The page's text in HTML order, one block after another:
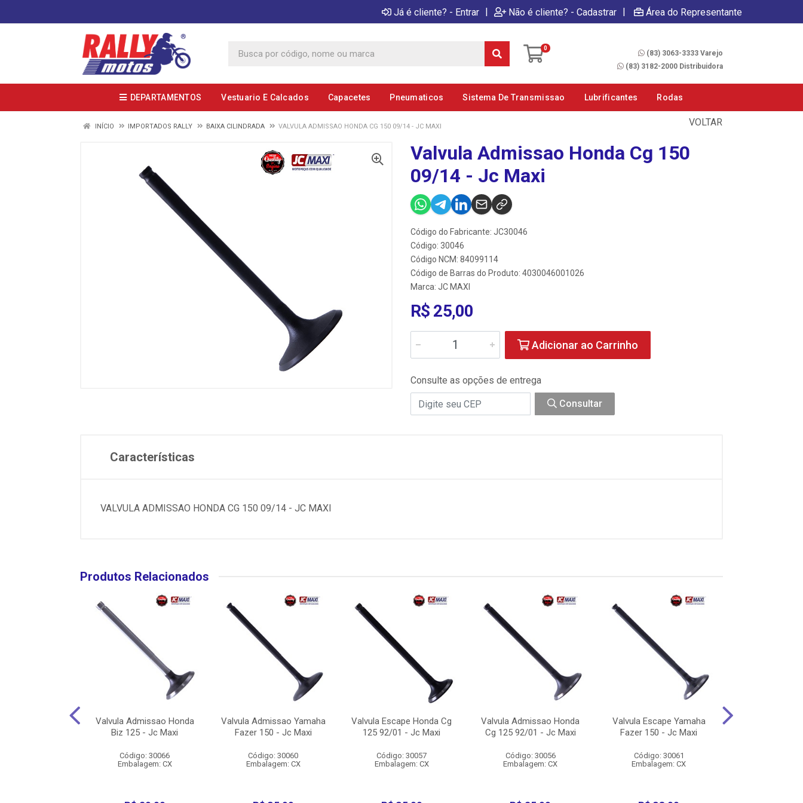
Já é cliente? - Entrar | Não é cliente? - Cadastrar | Área do Representante
0
(83) 3063-3333 Varejo
(83) 3182-2000 Distribuidora
DEPARTAMENTOS Vestuario E Calcados Capacetes Pneumaticos Sistema De Transmissao Lubrificantes Rodas
VOLTAR
INÍCIO IMPORTADOS RALLY BAIXA CILINDRADA VALVULA ADMISSAO HONDA CG 150 09/14 - JC MAXI
Valvula Admissao Honda Cg 150
09/14 - Jc Maxi
Código do Fabricante: JC30046
Código: 30046
Código NCM: 84099114
Código de Barras do Produto: 4030046001026
Marca: JC MAXI
R$ 25,00
Adicionar ao Carrinho
Consulte as opções de entrega
Consultar
Características
VALVULA ADMISSAO HONDA CG 150 09/14 - JC MAXI
Produtos Relacionados
Valvula Admissao Honda
Biz 125 - Jc Maxi
Código: 30066
Embalagem: CX
Valvula Admissao Yamaha
Fazer 150 - Jc Maxi
Código: 30060
Embalagem: CX
Valvula Escape Honda Cg
125 92/01 - Jc Maxi
Código: 30057
Embalagem: CX
Valvula Admissao Honda
Cg 125 92/01 - Jc Maxi
Código: 30056
Embalagem: CX
Valvula Escape Yamaha
Fazer 150 - Jc Maxi
Código: 30061
Embalagem: CX